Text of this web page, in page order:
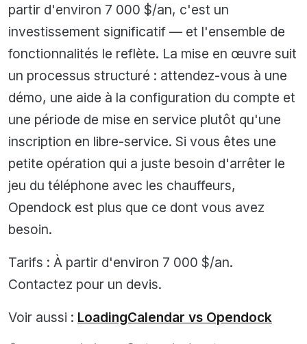
partir d'environ 7 000 $/an, c'est un
investissement significatif — et l'ensemble de
fonctionnalités le reflète. La mise en œuvre suit
un processus structuré : attendez-vous à une
démo, une aide à la configuration du compte et
une période de mise en service plutôt qu'une
inscription en libre-service. Si vous êtes une
petite opération qui a juste besoin d'arrêter le
jeu du téléphone avec les chauffeurs,
Opendock est plus que ce dont vous avez
besoin.
Tarifs : À partir d'environ 7 000 $/an.
Contactez pour un devis.
Voir aussi : LoadingCalendar vs Opendock